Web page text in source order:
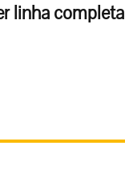
linha completa